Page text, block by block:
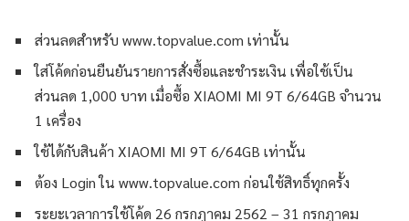
ส่วนลดสำหรับ www.topvalue.com เท่านั้น
ใส่โค้ดก่อนยืนยันรายการสั่งซื้อและชำระเงิน เพื่อใช้เป็น
ส่วนลด 1,000 บาท เมื่อซื้อ XIAOMI MI 9T 6/64GB จำนวน
1 เครื่อง
ใช้ได้กับสินค้า XIAOMI MI 9T 6/64GB เท่านั้น
ต้อง Login ใน www.topvalue.com ก่อนใช้สิทธิ์ทุกครั้ง
ระยะเวลาการใช้โค้ด 26 กรกฎาคม 2562 – 31 กรกฎาคม